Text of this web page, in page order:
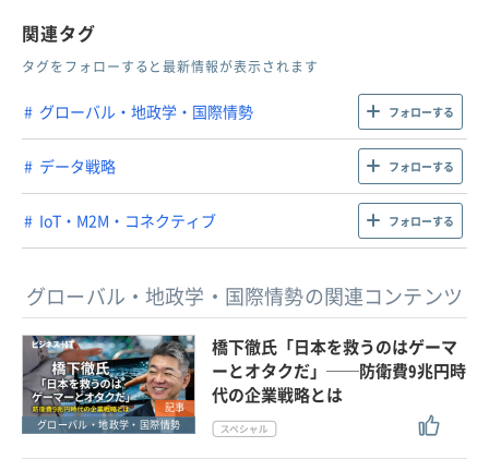
関連タグ
タグをフォローすると最新情報が表示されます
グローバル・地政学・国際情勢 フォローする
データ戦略 フォローする
IoT・M2M・コネクティブ フォローする
グローバル・地政学・国際情勢の関連コンテンツ
記事
グローバル・地政学・国際情勢
橋下徹氏「日本を救うのはゲーマ
ーとオタクだ」──防衛費9兆円時
代の企業戦略とは